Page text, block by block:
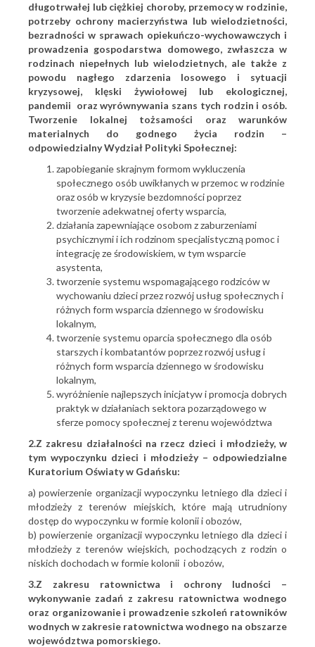
długotrwałej lub ciężkiej choroby, przemocy w rodzinie,
potrzeby ochrony macierzyństwa lub wielodzietności,
bezradności w sprawach opiekuńczo-wychowawczych i
prowadzenia gospodarstwa domowego, zwłaszcza w
rodzinach niepełnych lub wielodzietnych, ale także z
powodu nagłego zdarzenia losowego i sytuacji
kryzysowej, klęski żywiołowej lub ekologicznej,
pandemii oraz wyrównywania szans tych rodzin i osób.
Tworzenie lokalnej tożsamości oraz warunków
materialnych do godnego życia rodzin –
odpowiedzialny Wydział Polityki Społecznej:
zapobieganie skrajnym formom wykluczenia
społecznego osób uwikłanych w przemoc w rodzinie
oraz osób w kryzysie bezdomności poprzez
tworzenie adekwatnej oferty wsparcia,
działania zapewniające osobom z zaburzeniami
psychicznymi i ich rodzinom specjalistyczną pomoc i
integrację ze środowiskiem, w tym wsparcie
asystenta,
tworzenie systemu wspomagającego rodziców w
wychowaniu dzieci przez rozwój usług społecznych i
różnych form wsparcia dziennego w środowisku
lokalnym,
tworzenie systemu oparcia społecznego dla osób
starszych i kombatantów poprzez rozwój usług i
różnych form wsparcia dziennego w środowisku
lokalnym,
wyróżnienie najlepszych inicjatyw i promocja dobrych
praktyk w działaniach sektora pozarządowego w
sferze pomocy społecznej z terenu województwa
2.Z zakresu działalności na rzecz dzieci i młodzieży, w
tym wypoczynku dzieci i młodzieży – odpowiedzialne
Kuratorium Oświaty w Gdańsku:
a) powierzenie organizacji wypoczynku letniego dla dzieci i
młodzieży z terenów miejskich, które mają utrudniony
dostęp do wypoczynku w formie kolonii i obozów,
b) powierzenie organizacji wypoczynku letniego dla dzieci i
młodzieży z terenów wiejskich, pochodzących z rodzin o
niskich dochodach w formie kolonii i obozów,
3.Z zakresu ratownictwa i ochrony ludności –
wykonywanie zadań z zakresu ratownictwa wodnego
oraz organizowanie i prowadzenie szkoleń ratowników
wodnych w zakresie ratownictwa wodnego na obszarze
województwa pomorskiego.